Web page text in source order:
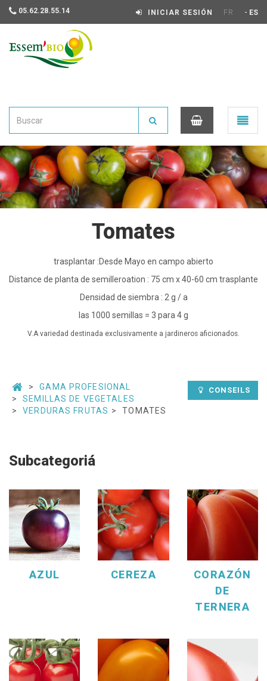
05.62.28.55.14 INICIAR SESIÓN FR - ES
0
Ouvrir
le
menu
Tomates
trasplantar :Desde Mayo en campo abierto
Distance de planta de semilleroation : 75 cm x 40-60 cm trasplante
Densidad de siembra : 2 g / a
las 1000 semillas = 3 para 4 g
V.A variedad destinada exclusivamente a jardineros aficionados.
CONSEILS
GAMA PROFESIONAL
SEMILLAS DE VEGETALES
VERDURAS FRUTAS
TOMATES
Subcategoriá
AZUL CEREZA
CORAZÓN
DE
TERNERA